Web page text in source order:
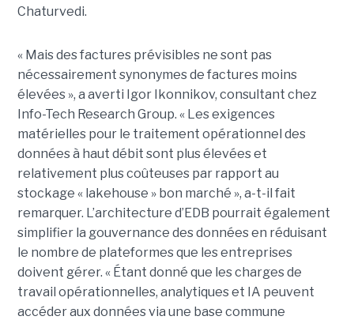
Chaturvedi.
« Mais des factures prévisibles ne sont pas
nécessairement synonymes de factures moins
élevées », a averti Igor Ikonnikov, consultant chez
Info-Tech Research Group. « Les exigences
matérielles pour le traitement opérationnel des
données à haut débit sont plus élevées et
relativement plus coûteuses par rapport au
stockage « lakehouse » bon marché », a-t-il fait
remarquer. L’architecture d’EDB pourrait également
simplifier la gouvernance des données en réduisant
le nombre de plateformes que les entreprises
doivent gérer. « Étant donné que les charges de
travail opérationnelles, analytiques et IA peuvent
accéder aux données via une base commune